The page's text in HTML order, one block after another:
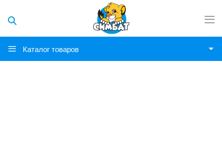
Каталог товаров